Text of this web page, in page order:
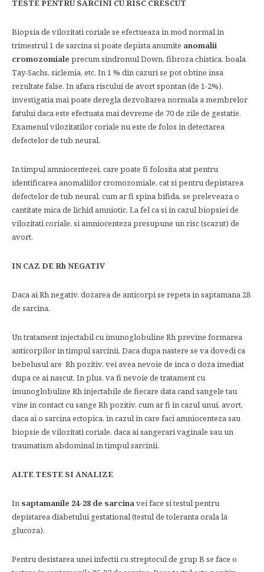
TESTE PENTRU SARCINI CU RISC CRESCUT
Biopsia de vilozitati coriale se efectueaza in mod normal in
trimestrul 1 de sarcina si poate depista anumite anomalii
cromozomiale precum sindromul Down, fibroza chistica, boala
Tay-Sachs, siclemia, etc. In 1 % din cazuri se pot obtine insa
rezultate false. In afara riscului de avort spontan (de 1-2%),
investigatia mai poate deregla dezvoltarea normala a membrelor
fatului daca este efectuata mai devreme de 70 de zile de gestatie.
Examenul vilozitatilor coriale nu este de folos in detectarea
defectelor de tub neural.
In timpul amniocentezei, care poate fi folosita atat pentru
identificarea anomaliilor cromozomiale, cat si pentru depistarea
defectelor de tub neural, cum ar fi spina bifida, se preleveaza o
cantitate mica de lichid amniotic. La fel ca si in cazul biopsiei de
vilozitati coriale, si amniocenteza presupune un risc (scazut) de
avort.
IN CAZ DE Rh NEGATIV
Daca ai Rh negativ, dozarea de anticorpi se repeta in saptamana 28
de sarcina.
Un tratament injectabil cu imunoglobuline Rh previne formarea
anticorpilor in timpul sarcinii. Daca dupa nastere se va dovedi ca
bebelusul are Rh pozitiv, vei avea nevoie de inca o doza imediat
dupa ce ai nascut. In plus, va fi nevoie de tratament cu
imunoglobuline Rh injectabile de fiecare data cand sangele tau
vine in contact cu sange Rh pozitiv, cum ar fi in cazul unui, avort,
daca ai o sarcina ectopica, in cazul in care faci amniocenteza sau
biopsie de vilozitati coriale, daca ai sangerari vaginale sau un
traumatism abdominal in timpul sarcinii.
ALTE TESTE SI ANALIZE
In saptamanile 24-28 de sarcinavei face si testul pentru
depistarea diabetului gestational (testul de toleranta orala la
glucoza).
Pentru desistarea unei infectii cu streptocul de grup B se face o